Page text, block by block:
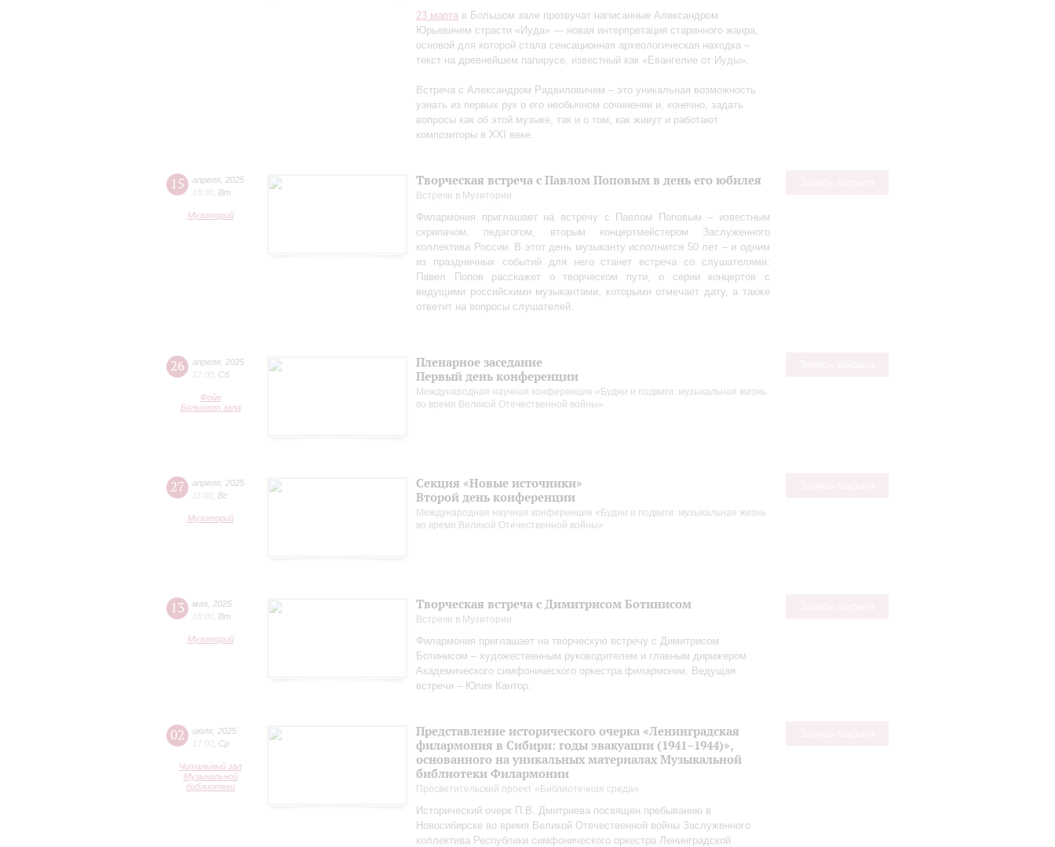
23 марта в Большом зале прозвучат написанные Александром
Юрьевичем страсти «Иуда» — новая интерпретация старинного жанра,
основой для которой стала сенсационная археологическая находка –
текст на древнейшем папирусе, известный как «Евангелие от Иуды».
Встреча с Александром Радвиловичем – это уникальная возможность
узнать из первых рук о его необычном сочинении и, конечно, задать
вопросы как об этой музыке, так и о том, как живут и работают
композиторы в XXI веке.
15 апреля 2025
18:30 Вт
Музиторий
Творческая встреча с Павлом Поповым в день его юбилея
Встречи в Музитории
Филармония приглашает на встречу с Павлом Поповым – известным
скрипачом, педагогом, вторым концертмейстером Заслуженного
коллектива России. В этот день музыканту исполнится 50 лет – и одним
из праздничных событий для него станет встреча со слушателями:
Павел Попов расскажет о творческом пути, о серии концертов с
ведущими российскими музыкантами, которыми отмечает дату, а также
ответит на вопросы слушателей.
26 апреля 2025
12:00 Сб
Фойе
Большого зала
Пленарное заседание
Первый день конференции
Международная научная конференция «Будни и подвиги: музыкальная жизнь
во время Великой Отечественной войны»
27 апреля 2025
11:00 Вс
Музиторий
Секция «Новые источники»
Второй день конференции
Международная научная конференция «Будни и подвиги: музыкальная жизнь
во время Великой Отечественной войны»
13 мая 2025
18:00 Вт
Музиторий
Творческая встреча с Димитрисом Ботинисом
Встречи в Музитории
Филармония приглашает на творческую встречу с Димитрисом
Ботинисом – художественным руководителем и главным дирижером
Академического симфонического оркестра филармонии. Ведущая
встречи – Юлия Кантор.
02 июля 2025
17:00 Ср
Читальный зал
Музыкальной
библиотеки
Представление исторического очерка «Ленинградская
филармония в Сибири: годы эвакуации (1941–1944)»,
основанного на уникальных материалах Музыкальной
библиотеки Филармонии
Просветительский проект «Библиотечная среда»
Исторический очерк П.В. Дмитриева посвящен пребыванию в
Новосибирске во время Великой Отечественной войны Заслуженного
коллектива Республики симфонического оркестра Ленинградской